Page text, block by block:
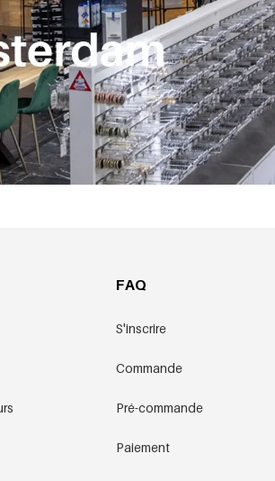
FAQ
S'inscrire
Commande
Pré-commande
Paiement